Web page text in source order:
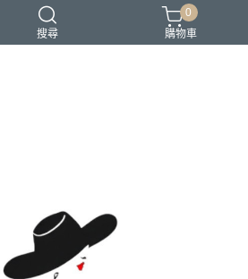
搜尋
0
購物車